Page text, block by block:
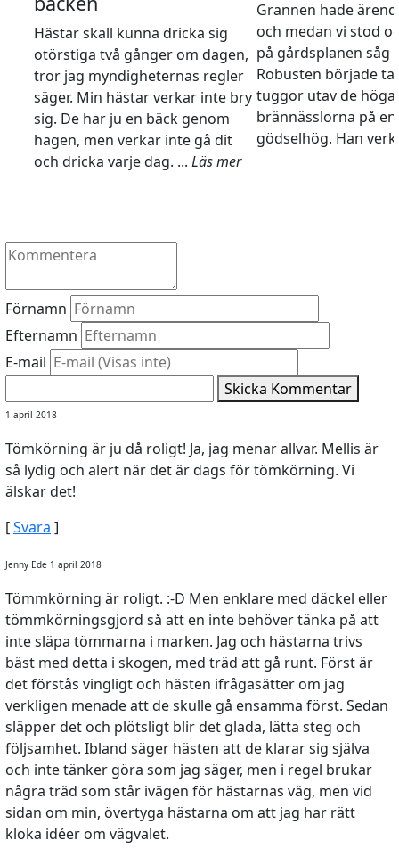
Hästar skall kunna dricka sig
otörstiga två gånger om dagen,
tror jag myndigheternas regler
säger. Min hästar verkar inte bry
sig. De har ju en bäck genom
hagen, men verkar inte gå dit
och dricka varje dag. ... Läs mer
Grannen hade
och medan vi stod
på gårdsplanen såg
Robusten började ta
tuggor utav de höga
brännässlorna på
gödselhög. Han
Förnamn
Efternamn
E-mail
Skicka Kommentar
1 april 2018
Tömkörning är ju då roligt! Ja, jag menar allvar. Mellis är
så lydig och alert när det är dags för tömkörning. Vi
älskar det!
[Svara ]
Jenny Ede 1 april 2018
Tömmkörning är roligt. :-D Men enklare med däckel eller
tömmkörningsgjord så att en inte behöver tänka på att
inte släpa tömmarna i marken. Jag och hästarna trivs
bäst med detta i skogen, med träd att gå runt. Först är
det förstås vingligt och hästen ifrågasätter om jag
verkligen menade att de skulle gå ensamma först. Sedan
släpper det och plötsligt blir det glada, lätta steg och
följsamhet. Ibland säger hästen att de klarar sig själva
och inte tänker göra som jag säger, men i regel brukar
några träd som står ivägen för hästarnas väg, men vid
sidan om min, övertyga hästarna om att jag har rätt
kloka idéer om vägvalet.